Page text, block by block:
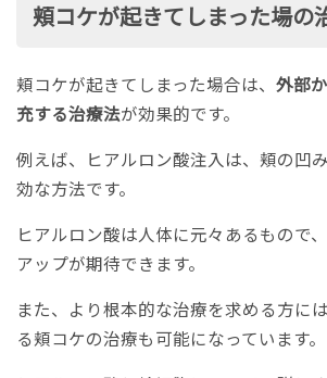
頬コケが起きてしまった場の
頬コケが起きてしまった場合は、 外部
充する治療法が効果的です。
例えば、ヒアルロン酸注入は、頬の凹
効な方法です。
ヒアルロン酸は人体に元々あるもので
アップが期待できます。
また、より根本的な治療を求める方に
る頬コケの治療も可能になっています。